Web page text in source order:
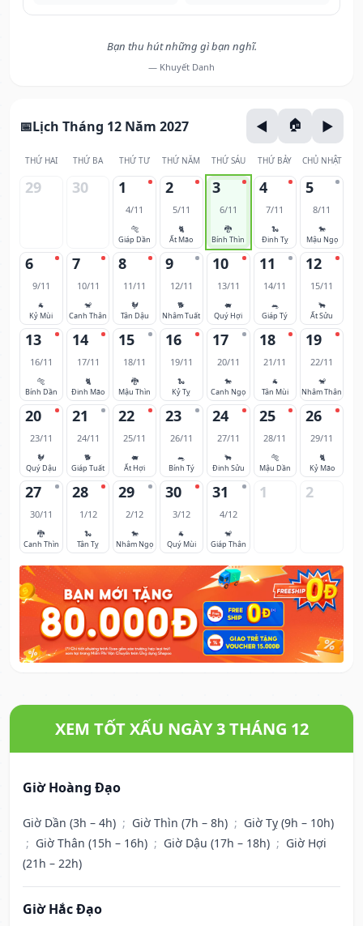
Bạn thu hút những gì bạn nghĩ.
— Khuyết Danh
Lịch Tháng 12 Năm 2027
THỨ HAI THỨ BA THỨ TƯ THỨ NĂM THỨ SÁU THỨ BẢY CHỦ NHẬT
29 30 1
4/11
🐅
Giáp Dần
2
5/11
🐈
Ất Mão
3
6/11
🐉
Bính Thìn
4
7/11
🐍
Đinh Tỵ
5
8/11
🐎
Mậu Ngọ
6
9/11
🐐
Kỷ Mùi
7
10/11
🐒
Canh Thân
8
11/11
🐓
Tân Dậu
9
12/11
🐕
Nhâm Tuất
10
13/11
🐖
Quý Hợi
11
14/11
🐀
Giáp Tý
12
15/11
🐂
Ất Sửu
13
16/11
🐅
Bính Dần
14
17/11
🐈
Đinh Mão
15
18/11
🐉
Mậu Thìn
16
19/11
🐍
Kỷ Tỵ
17
20/11
🐎
Canh Ngọ
18
21/11
🐐
Tân Mùi
19
22/11
🐒
Nhâm Thân
20
23/11
🐓
Quý Dậu
21
24/11
🐕
Giáp Tuất
22
25/11
🐖
Ất Hợi
23
26/11
🐀
Bính Tý
24
27/11
🐂
Đinh Sửu
25
28/11
🐅
Mậu Dần
26
29/11
🐈
Kỷ Mão
27
30/11
🐉
Canh Thìn
28
1/12
🐍
Tân Tỵ
29
2/12
🐎
Nhâm Ngọ
30
3/12
🐐
Quý Mùi
31
4/12
🐒
Giáp Thân
1 2
XEM TỐT XẤU NGÀY 3 THÁNG 12
Giờ Hoàng Đạo
Giờ Dần (3h – 4h) ; Giờ Thìn (7h – 8h) ; Giờ Tỵ (9h – 10h)
; Giờ Thân (15h – 16h) ; Giờ Dậu (17h – 18h) ; Giờ Hợi
(21h – 22h)
Giờ Hắc Đạo